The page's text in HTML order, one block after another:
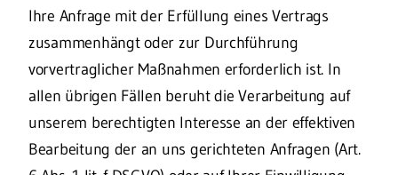
Ihre Anfrage mit der Erfüllung eines Vertrags
zusammenhängt oder zur Durchführung
vorvertraglicher Maßnahmen erforderlich ist. In
allen übrigen Fällen beruht die Verarbeitung auf
unserem berechtigten Interesse an der effektiven
Bearbeitung der an uns gerichteten Anfragen (Art.